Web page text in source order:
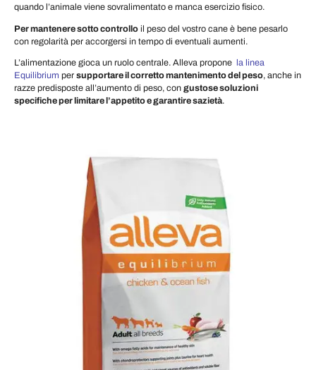
quando l’animale viene sovralimentato e manca esercizio fisico.
Per mantenere sotto controllo il peso del vostro cane è bene pesarlo
con regolarità per accorgersi in tempo di eventuali aumenti.
L’alimentazione gioca un ruolo centrale. Alleva propone
la linea
Equilibrium per supportare il corretto mantenimento del peso, anche in
razze predisposte all’aumento di peso, con gustose soluzioni
specifiche per limitare l’appetito e garantire sazietà.